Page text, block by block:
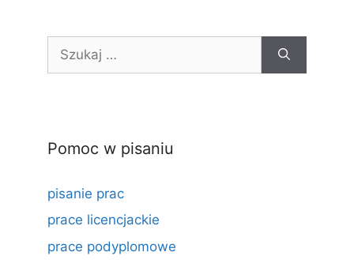
Pomoc w pisaniu
pisanie prac
prace licencjackie
prace podyplomowe